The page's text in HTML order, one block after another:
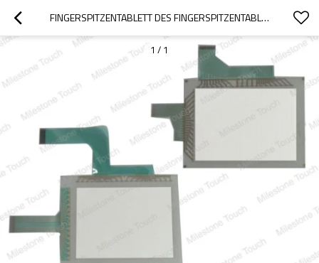
FINGERSPITZENTABLETT DES FINGERSPITZENTABLETTS A852GOT-SBD-M3/A852GOT-SBD-M3
1 / 1